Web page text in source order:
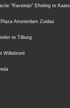
"Raveleijn" Efteling te
Amsterdam Zuidas
te Tilburg
Willebrord